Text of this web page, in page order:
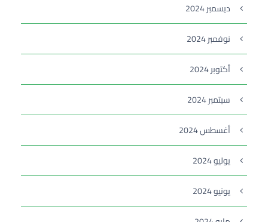
ديسمبر 2024
نوفمبر 2024
أكتوبر 2024
سبتمبر 2024
أغسطس 2024
يوليو 2024
يونيو 2024